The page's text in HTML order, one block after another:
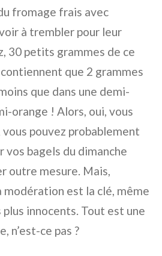
fromage frais avec
à trembler pour leur
30 petits grammes de ce
que 2 grammes
que dans une demi-
orange ! Alors, oui, vous
pouvez probablement
bagels du dimanche
outre mesure. Mais,
modération est la clé, même
innocents. Tout est une
n’est-ce pas ?